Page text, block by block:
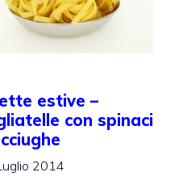
estive –
con spinaci
2014